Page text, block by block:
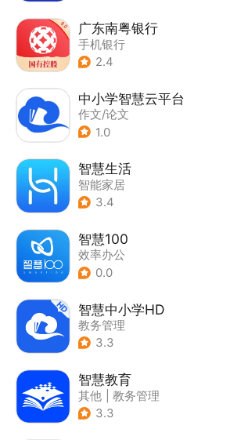
广东南粤银行
手机银行
2.4
中小学智慧云平台
作文/论文
1.0
智慧生活
智能家居
3.4
智慧100
效率办公
0.0
智慧中小学HD
教务管理
3.3
智慧教育
其他
教务管理
3.3